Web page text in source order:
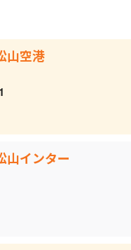
山空港
山インター